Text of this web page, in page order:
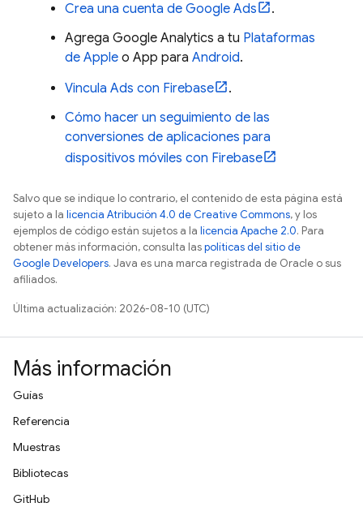
Crea una cuenta de Google Ads
.
Agrega Google Analytics a tu Plataformas
de Apple o App para Android.
Vincula Ads con Firebase
.
Cómo hacer un seguimiento de las
conversiones de aplicaciones para
dispositivos móviles con Firebase
Salvo que se indique lo contrario, el contenido de esta página está
sujeto a la licencia Atribución 4.0 de Creative Commons, y los
ejemplos de código están sujetos a la licencia Apache 2.0. Para
obtener más información, consulta laspolíticas del sitio de
Google Developers. Java es una marca registrada de Oracle o sus
afiliados.
Última actualización: 2026-08-10 (UTC)
Más información
Guías
Referencia
Muestras
Bibliotecas
GitHub